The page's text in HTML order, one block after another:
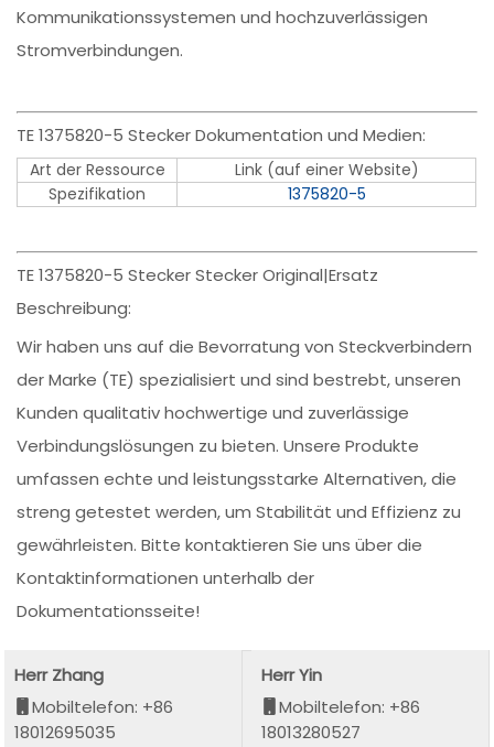
Kommunikationssystemen und hochzuverlässigen
Stromverbindungen.
TE 1375820-5 Stecker Dokumentation und Medien:
Art der Ressource
Link (auf einer Website)
Spezifikation
1375820-5
TE 1375820-5 Stecker Stecker Original|Ersatz
Beschreibung:
Wir haben uns auf die Bevorratung von Steckverbindern
der Marke (TE) spezialisiert und sind bestrebt, unseren
Kunden qualitativ hochwertige und zuverlässige
Verbindungslösungen zu bieten. Unsere Produkte
umfassen echte und leistungsstarke Alternativen, die
streng getestet werden, um Stabilität und Effizienz zu
gewährleisten. Bitte kontaktieren Sie uns über die
Kontaktinformationen unterhalb der
Dokumentationsseite!
Herr Zhang
Mobiltelefon: +86
18012695035
Herr Yin
Mobiltelefon: +86
18013280527